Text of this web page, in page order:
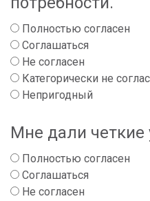
Полностью согласен
Соглашаться
Не согласен
Категорически не
Непригодный
Мне дали четкие
Полностью согласен
Соглашаться
Не согласен